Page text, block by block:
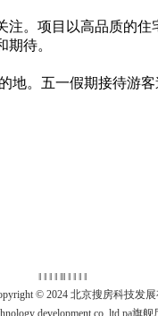
。项目以高品质的
待。
。五一假期接待游
‖ ‖ ‖ ‖ ‖‖ ‖ ‖ ‖ ‖
© 2024 北京搜房科技发
development co.,ltd pa旗